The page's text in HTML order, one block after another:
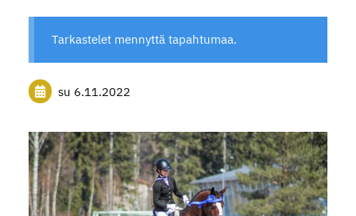
Tarkastelet mennyttä tapahtumaa.
su 6.11.2022